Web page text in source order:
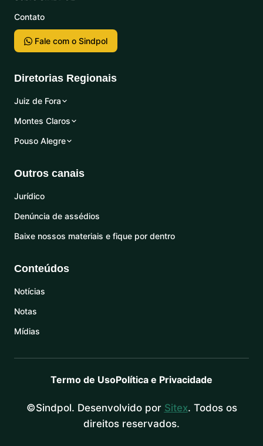
Contato
Fale com o Sindpol
Diretorias Regionais
Juiz de Fora
Montes Claros
Pouso Alegre
Outros canais
Jurídico
Denúncia de assédios
Baixe nossos materiais e fique por dentro
Conteúdos
Notícias
Notas
Mídias
Termo de UsoPolítica e Privacidade
©Sindpol. Desenvolvido por Sitex. Todos os
direitos reservados.